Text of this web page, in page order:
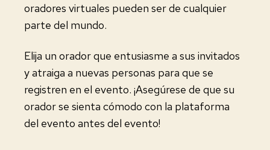
oradores virtuales pueden ser de cualquier
parte del mundo.
Elija un orador que entusiasme a sus invitados
y atraiga a nuevas personas para que se
registren en el evento. ¡Asegúrese de que su
orador se sienta cómodo con la plataforma
del evento antes del evento!